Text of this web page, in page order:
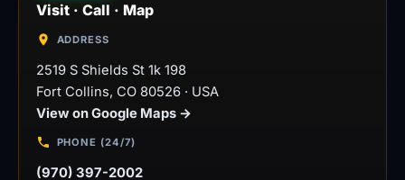
Visit · Call · Map
ADDRESS
2519 S Shields St 1k 198
Fort Collins, CO 80526 · USA
View on Google Maps →
PHONE (24/7)
(970) 397-2002